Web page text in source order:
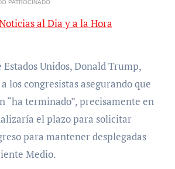
PATROCINADO
al Dia y a la Hora
los congresistas asegurando que
“ha terminado”, precisamente en
el plazo para solicitar
para mantener desplegadas
Medio.